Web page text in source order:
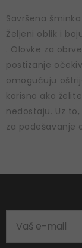
Savršena
Željeni oblik i
. Olovke za
postizanje
omogućuju
korisno ako
nedostaju. Uz
za podešavanje